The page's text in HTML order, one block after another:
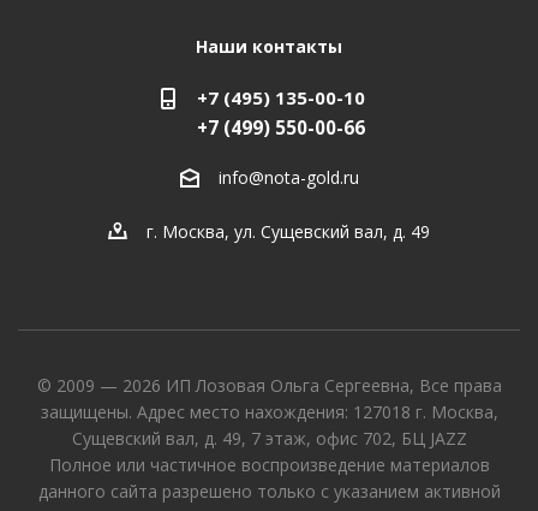
Наши контакты
+7 (495) 135-00-10
+7 (499) 550-00-66
info@nota-gold.ru
г. Москва, ул. Сущевский вал, д. 49
© 2009 — 2026 ИП Лозовая Ольга Сергеевна, Все права
защищены. Адрес место нахождения: 127018 г. Москва,
Сущевский вал, д. 49, 7 этаж, офис 702, БЦ JAZZ
Полное или частичное воспроизведение материалов
данного сайта разрешено только с указанием активной